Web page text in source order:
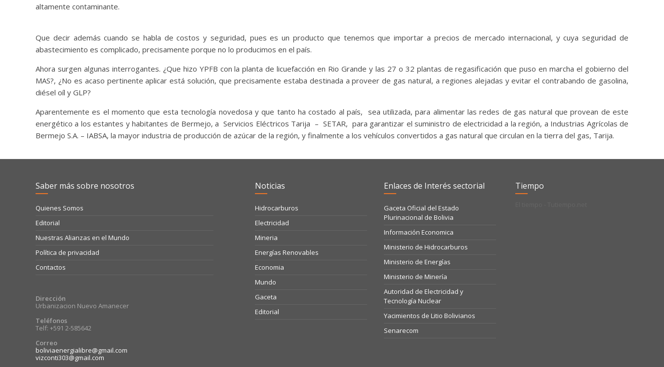
altamente contaminante.
Que decir además cuando se habla de costos y seguridad, pues es un producto que tenemos que importar a precios de mercado internacional, y cuya seguridad de
abastecimiento es complicado, precisamente porque no lo producimos en el país.
Ahora surgen algunas interrogantes. ¿Que hizo YPFB con la planta de licuefacción en Rio Grande y las 27 o 32 plantas de regasificación que puso en marcha el gobierno del
MAS?, ¿No es acaso pertinente aplicar está solución, que precisamente estaba destinada a proveer de gas natural, a regiones alejadas y evitar el contrabando de gasolina,
diésel oíl y GLP?
Aparentemente es el momento que esta tecnología novedosa y que tanto ha costado al país, sea utilizada, para alimentar las redes de gas natural que provean de este
energético a los estantes y habitantes de Bermejo, a Servicios Eléctricos Tarija – SETAR, para garantizar el suministro de electricidad a la región, a Industrias Agrícolas de
Bermejo S.A. – IABSA, la mayor industria de producción de azúcar de la región, y finalmente a los vehículos convertidos a gas natural que circulan en la tierra del gas, Tarija.
Saber más sobre nosotros
Quienes Somos
Editorial
Nuestras Alianzas en el Mundo
Política de privacidad
Contactos
Dirección
Urbanizacion Nuevo Amanecer
Teléfonos
Telf: +591 2-585642
Correo
boliviaenergialibre@gmail.com
vizconti303@gmail.com
Noticias
Hidrocarburos
Electricidad
Mineria
Energías Renovables
Economia
Mundo
Gaceta
Editorial
Enlaces de Interés sectorial
Gaceta Oficial del Estado
Plurinacional de Bolivia
Información Economica
Ministerio de Hidrocarburos
Ministerio de Energías
Ministerio de Minería
Autoridad de Electricidad y
Tecnología Nuclear
Yacimientos de Litio Bolivianos
Senarecom
Tiempo